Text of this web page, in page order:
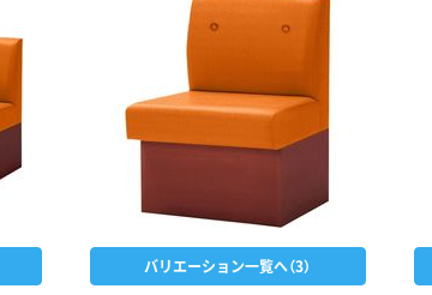
バリエーション一覧へ（3）
形 アルカリ乾
電池 北欧パッ
ケージ アスク
ルオリジナル
￥140~
ナル ラミネー
トフィルム A4